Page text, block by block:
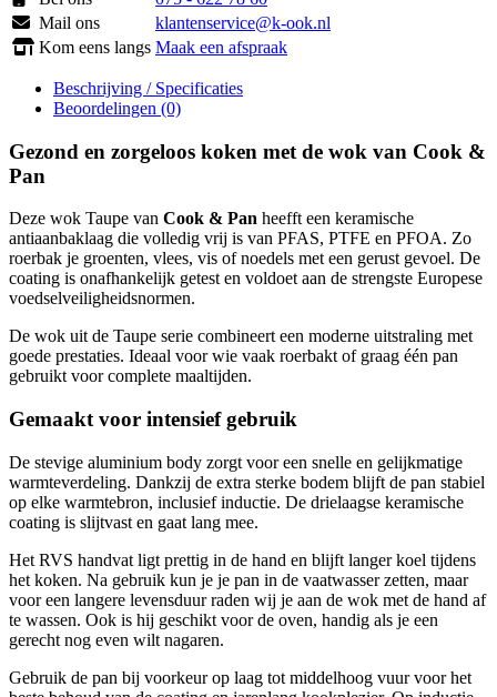
Mail ons
klantenservice@k-ook.nl
Kom eens langs Maak een afspraak
Beschrijving / Specificaties
Beoordelingen (0)
Gezond en zorgeloos koken met de wok van Cook &
Pan
Deze wok Taupe van Cook & Pan heefft een keramische
antiaanbaklaag die volledig vrij is van PFAS, PTFE en PFOA. Zo
roerbak je groenten, vlees, vis of noedels met een gerust gevoel. De
coating is onafhankelijk getest en voldoet aan de strengste Europese
voedselveiligheidsnormen.
De wok uit de Taupe serie combineert een moderne uitstraling met
goede prestaties. Ideaal voor wie vaak roerbakt of graag één pan
gebruikt voor complete maaltijden.
Gemaakt voor intensief gebruik
De stevige aluminium body zorgt voor een snelle en gelijkmatige
warmteverdeling. Dankzij de extra sterke bodem blijft de pan stabiel
op elke warmtebron, inclusief inductie. De drielaagse keramische
coating is slijtvast en gaat lang mee.
Het RVS handvat ligt prettig in de hand en blijft langer koel tijdens
het koken. Na gebruik kun je je pan in de vaatwasser zetten, maar
voor een langere levensduur raden wij je aan de wok met de hand af
te wassen. Ook is hij geschikt voor de oven, handig als je een
gerecht nog even wilt nagaren.
Gebruik de pan bij voorkeur op laag tot middelhoog vuur voor het